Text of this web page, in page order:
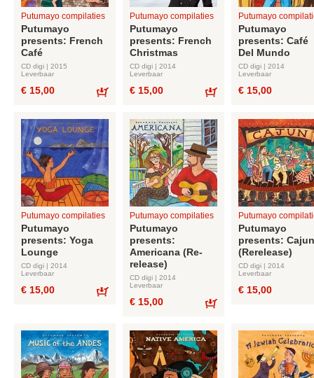
Putumayo compilaties
Putumayo
presents: French
Café
CD digi | 2015
Leverbaar
€ 15,00
Putumayo compilaties
Putumayo
presents: French
Christmas
CD digi | 2014
Leverbaar
€ 15,00
Putumayo
Putumayo
presents: Café
Del Mundo
CD digi | 2014
Leverbaar
€ 15,00
Putumayo compilaties
Putumayo
presents: Yoga
Lounge
CD digi | 2014
Leverbaar
€ 15,00
Putumayo compilaties
Putumayo
presents:
Americana (Re-
release)
CD digi | 2014
Leverbaar
€ 15,00
Putumayo
Putumayo
presents: Cajun
(Rerelease)
CD digi | 2014
Leverbaar
€ 15,00